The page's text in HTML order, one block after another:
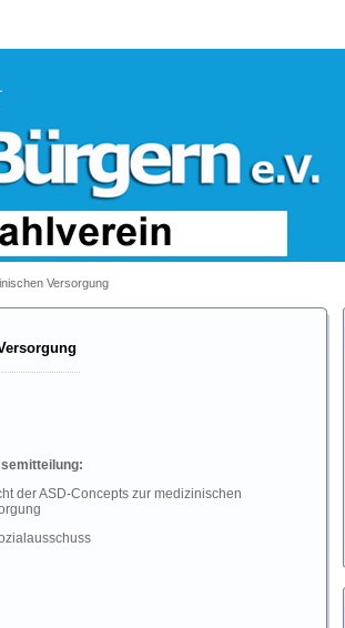
Versorgung
der ASD-Concepts zur medizinischen